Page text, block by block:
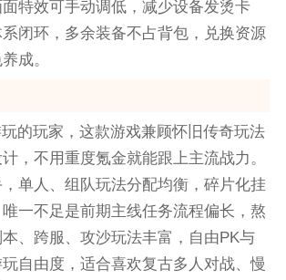
特效可手动调低，减少设备发烫卡
闭环，多余装备不占背包，兑换资源
成。
的玩家，这款游戏兼顾怀旧传奇玩法
，不用重度氪金就能跟上主流战力。
单人、组队玩法分配均衡，碎片化挂
一不足是前期主线任务流程偏长，熬
、跨服、攻沙玩法丰富，自由PK与
自由度，适合喜欢复古多人对战、慢